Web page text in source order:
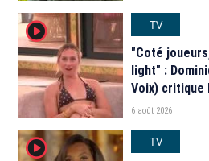
de la télé-
player2
TV
"Coté
light" :
Voix) critique
"Secret Story"
6 août 2026
player2
TV